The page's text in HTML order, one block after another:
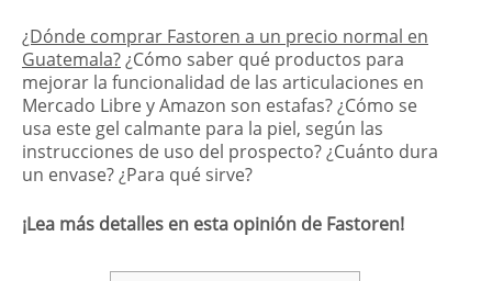
¿Dónde comprar Fastoren a un precio normal en
Guatemala?¿Cómo saber qué productos para
mejorar la funcionalidad de las articulaciones en
Mercado Libre y Amazon son estafas? ¿Cómo se
usa este gel calmante para la piel, según las
instrucciones de uso del prospecto? ¿Cuánto dura
un envase? ¿Para qué sirve?
¡Lea más detalles en esta opinión de Fastoren!